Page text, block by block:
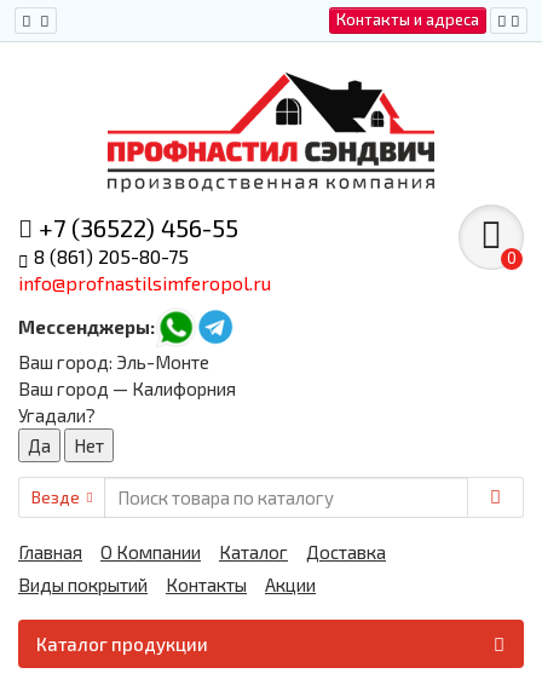
Контакты и адреса
+7 (36522) 456-55
8 (861) 205-80-75
info@profnastilsimferopol.ru
Мессенджеры:
0
Ваш город: Эль-Монте
Ваш город — Калифорния
Угадали?
Везде
Главная О Компании Каталог
Доставка
Виды покрытий
Контакты Акции
Каталог продукции